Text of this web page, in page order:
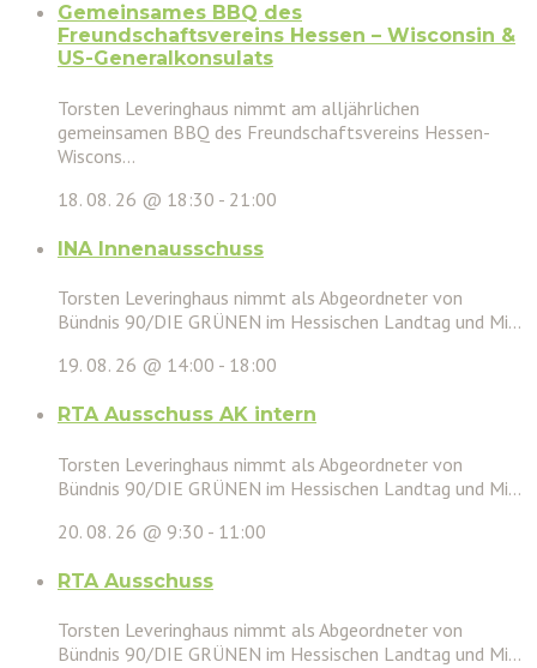
Gemeinsames BBQ des
Freundschaftsvereins Hessen – Wisconsin &
US-Generalkonsulats
Torsten Leveringhaus nimmt am alljährlichen
gemeinsamen BBQ des Freundschaftsvereins Hessen-
Wiscons...
18. 08. 26 @ 18:30 - 21:00
INA Innenausschuss
Torsten Leveringhaus nimmt als Abgeordneter von
Bündnis 90/DIE GRÜNEN im Hessischen Landtag und Mi...
19. 08. 26 @ 14:00 - 18:00
RTA Ausschuss AK intern
Torsten Leveringhaus nimmt als Abgeordneter von
Bündnis 90/DIE GRÜNEN im Hessischen Landtag und Mi...
20. 08. 26 @ 9:30 - 11:00
RTA Ausschuss
Torsten Leveringhaus nimmt als Abgeordneter von
Bündnis 90/DIE GRÜNEN im Hessischen Landtag und Mi...